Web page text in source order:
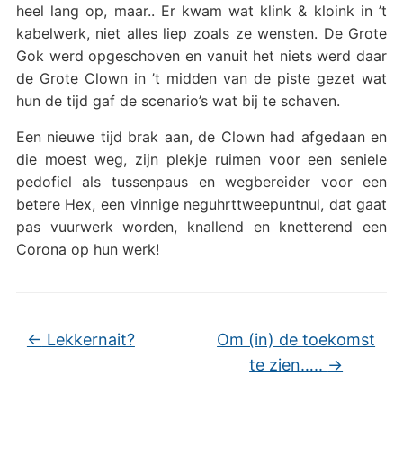
heel lang op, maar.. Er kwam wat klink & kloink in ’t
kabelwerk, niet alles liep zoals ze wensten. De Grote
Gok werd opgeschoven en vanuit het niets werd daar
de Grote Clown in ’t midden van de piste gezet wat
hun de tijd gaf de scenario’s wat bij te schaven.
Een nieuwe tijd brak aan, de Clown had afgedaan en
die moest weg, zijn plekje ruimen voor een seniele
pedofiel als tussenpaus en wegbereider voor een
betere Hex, een vinnige neguhrttweepuntnul, dat gaat
pas vuurwerk worden, knallend en knetterend een
Corona op hun werk!
← Lekkernait?
Om (in) de toekomst
te zien….. →